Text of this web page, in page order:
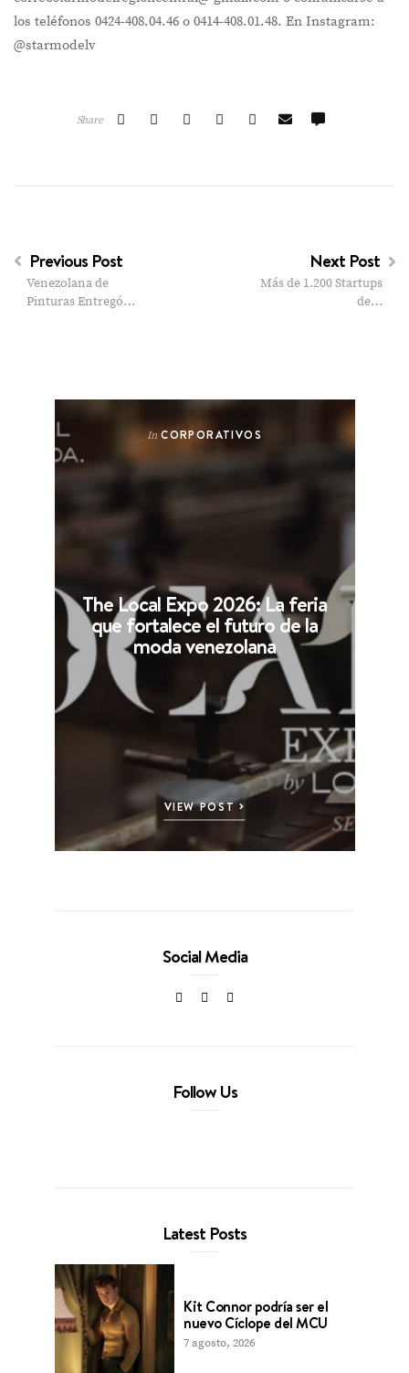
los teléfonos 0424-408.04.46 o 0414-408.01.48. En Instagram:
@starmodelv
Share
Previous Post
Venezolana de
Pinturas Entregó…
Next Post
Más de 1.200 Startups
de…
In CORPORATIVOS
The Local Expo 2026: La feria
que fortalece el futuro de la
moda venezolana
VIEW POST
Social Media
Follow Us
Latest Posts
Kit Connor podría ser el
nuevo Cíclope del MCU
7 agosto, 2026